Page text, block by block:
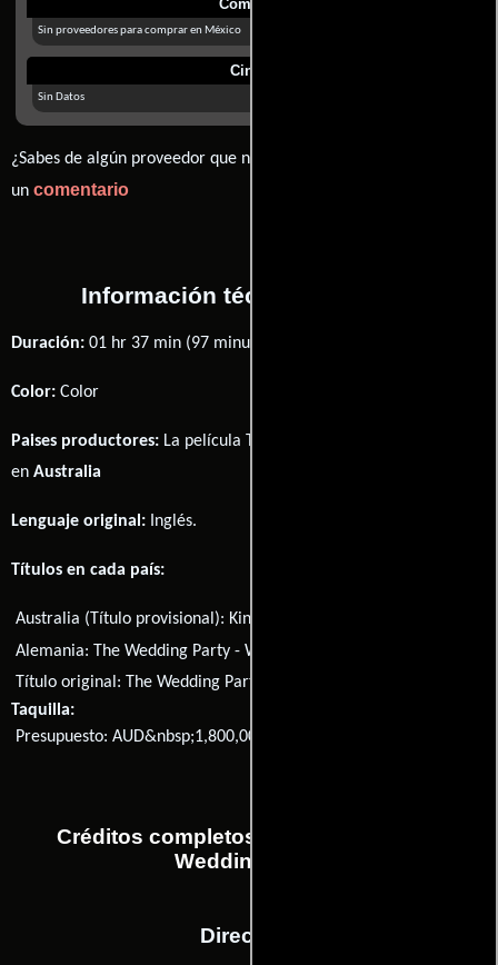
Comprar
Sin proveedores para comprar en México
Cines
Sin Datos
¿Sabes de algún proveedor que no estamos mostrando? déjanos
un comentario
Información técnica y general
Duración: 01 hr 37 min (97 minutos) .
Color: Color
Paises productores: La película The Wedding Party fué producida
en Australia
Lenguaje original: Inglés.
Títulos en cada país:
Australia (Título provisional): Kin
Alemania: The Wedding Party - Was ist schon Liebe?
Título original: The Wedding Party
Taquilla:
Presupuesto: AUD&nbsp;1,800,000
Créditos completos de la película The
Wedding Party
Dirección